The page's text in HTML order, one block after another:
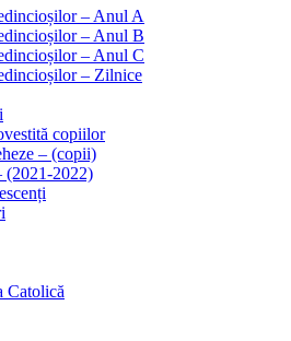
– Anul A
– Anul B
– Anul C
– Zilnice
copiilor
– (copii)
(2021-2022)
Catolică